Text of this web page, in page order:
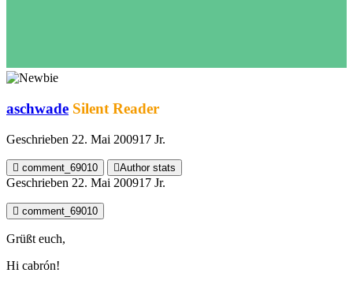
aschwade Silent Reader
Geschrieben 22. Mai 200917 Jr.
comment_69010 Author stats
Geschrieben 22. Mai 200917 Jr.
comment_69010
Grüßt euch,
Hi cabrón!